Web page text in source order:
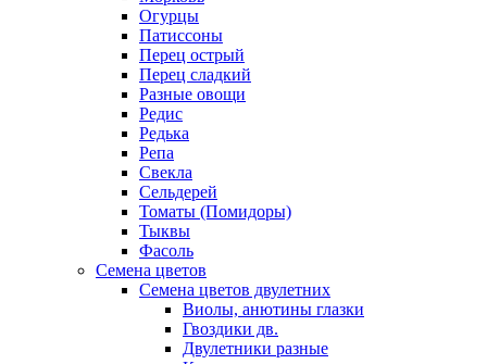
Огурцы
Патиссоны
Перец острый
Перец сладкий
Разные овощи
Редис
Редька
Репа
Свекла
Сельдерей
Томаты (Помидоры)
Тыквы
Фасоль
Семена цветов
Семена цветов двулетних
Виолы, анютины глазки
Гвоздики дв.
Двулетники разные